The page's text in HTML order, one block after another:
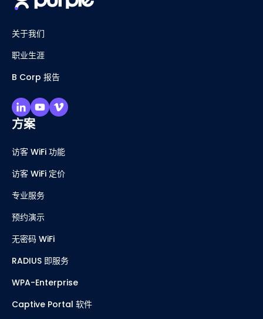
关于我们
职业生涯
B Corp 报告
方案
访客 WiFi 功能
访客 WiFi 定价
专业服务
预约演示
无密码 WiFi
RADIUS 即服务
WPA-Enterprise
Captive Portal 软件